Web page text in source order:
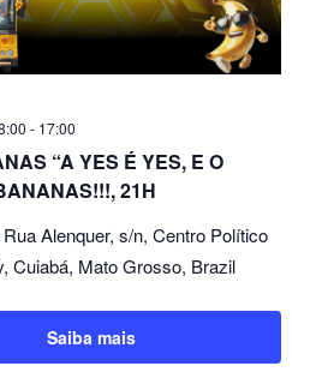
- 17:00
“A YES É YES, E O
21H
Rua Alenquer, s/n, Centro Político
Cuiabá, Mato Grosso, Brazil
Saiba mais